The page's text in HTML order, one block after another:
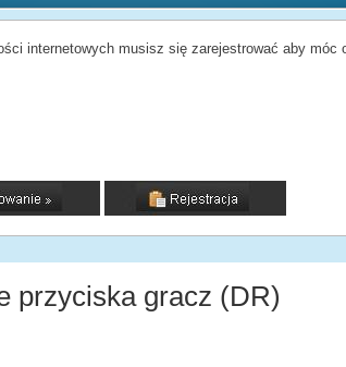
internetowych musisz się zarejestrować aby
przyciska gracz (DR)